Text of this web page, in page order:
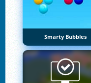
Smarty Bubbles